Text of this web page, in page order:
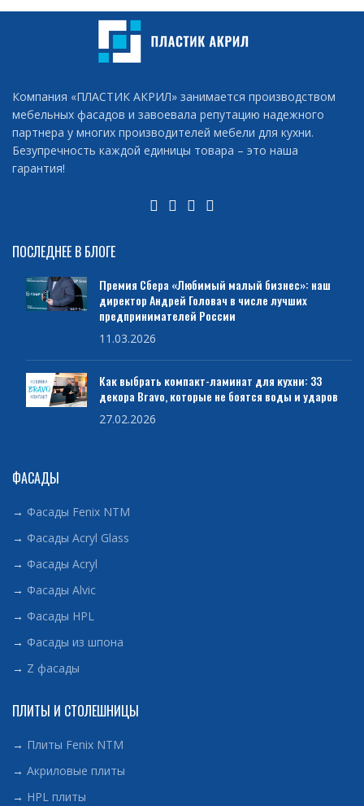
Компания «ПЛАСТИК АКРИЛ» занимается производством
мебельных фасадов и завоевала репутацию надежного
партнера у многих производителей мебели для кухни.
Безупречность каждой единицы товара – это наша
гарантия!
ПОСЛЕДНЕЕ В БЛОГЕ
Премия Сбера «Любимый малый бизнес»: наш
директор Андрей Головач в числе лучших
предпринимателей России
11.03.2026
Как выбрать компакт-ламинат для кухни: 33
декора Bravo, которые не боятся воды и ударов
27.02.2026
ФАСАДЫ
→ Фасады Fenix NTM
→ Фасады Acryl Glass
→ Фасады Acryl
→ Фасады Alvic
→ Фасады HPL
→ Фасады из шпона
→ Z фасады
ПЛИТЫ И СТОЛЕШНИЦЫ
→ Плиты Fenix NTM
→ Акриловые плиты
→ HPL плиты